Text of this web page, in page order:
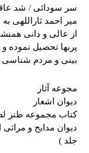
سر سودائی / شد
میر احمد ثاراللهی
از عالی و دانی
پربها تحصیل نموده
بینی و مردم شناسی
مجوعه آثار
دیوان اشعار
کتاب مجموعه طنز
دیوان مدایح و
جلد )